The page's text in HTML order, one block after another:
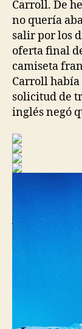
Carroll. De
no quería
salir por los
oferta final
camiseta
Carroll
solicitud de
inglés negó